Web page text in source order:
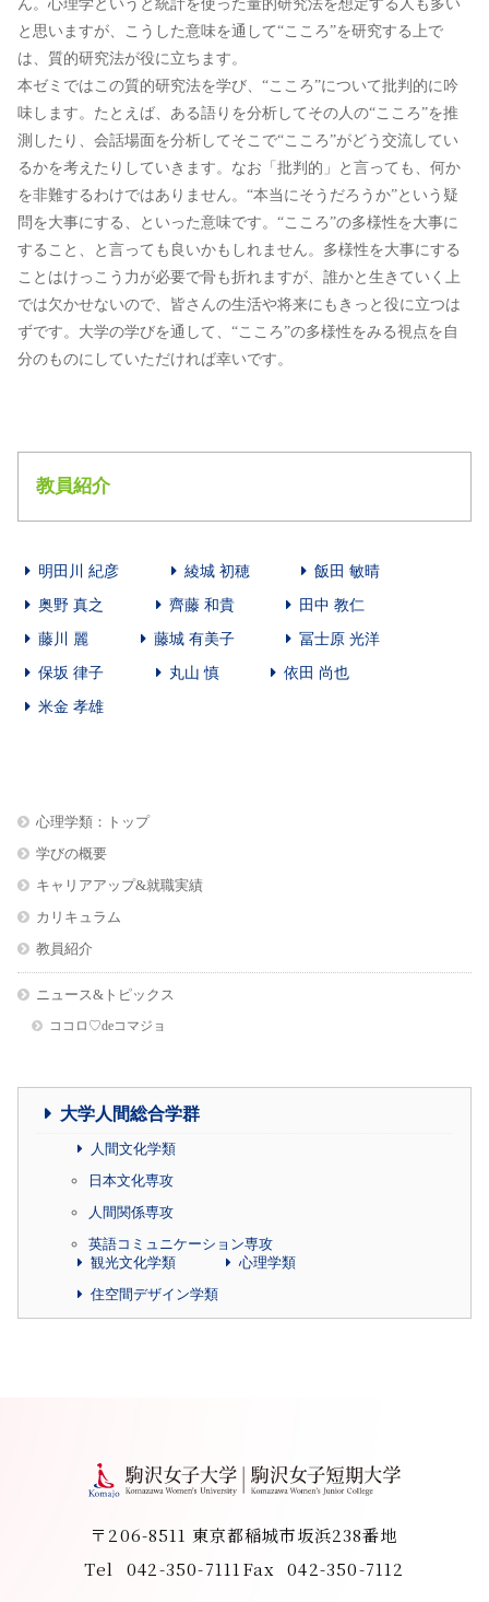
と思いますが、こうした意味を通して“こころ”を研究する上で
は、質的研究法が役に立ちます。
本ゼミではこの質的研究法を学び、“こころ”について批判的に吟
味します。たとえば、ある語りを分析してその人の“こころ”を推
測したり、会話場面を分析してそこで“こころ”がどう交流してい
るかを考えたりしていきます。なお「批判的」と言っても、何か
を非難するわけではありません。“本当にそうだろうか”という疑
問を大事にする、といった意味です。“こころ”の多様性を大事に
すること、と言っても良いかもしれません。多様性を大事にする
ことはけっこう力が必要で骨も折れますが、誰かと生きていく上
では欠かせないので、皆さんの生活や将来にもきっと役に立つは
ずです。大学の学びを通して、“こころ”の多様性をみる視点を自
分のものにしていただければ幸いです。
教員紹介
明田川 紀彦 綾城 初穂
飯田 敏晴
奥野 真之
齊藤 和貴
田中 教仁
藤川 麗
藤城 有美子
冨士原 光洋
保坂 律子
丸山 慎
依田 尚也
米金 孝雄
心理学類：トップ
学びの概要
キャリアアップ&就職実績
カリキュラム
教員紹介
ニュース&トピックス
ココロ♡deコマジョ
大学人間総合学群
人間文化学類
日本文化専攻
人間関係専攻
英語コミュニケーション専攻
観光文化学類
心理学類
住空間デザイン学類
〒206-8511 東京都稲城市坂浜238番地
Tel
042-350-7111 Fax 042-350-7112